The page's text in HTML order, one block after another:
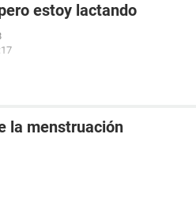
estoy lactando
la menstruación